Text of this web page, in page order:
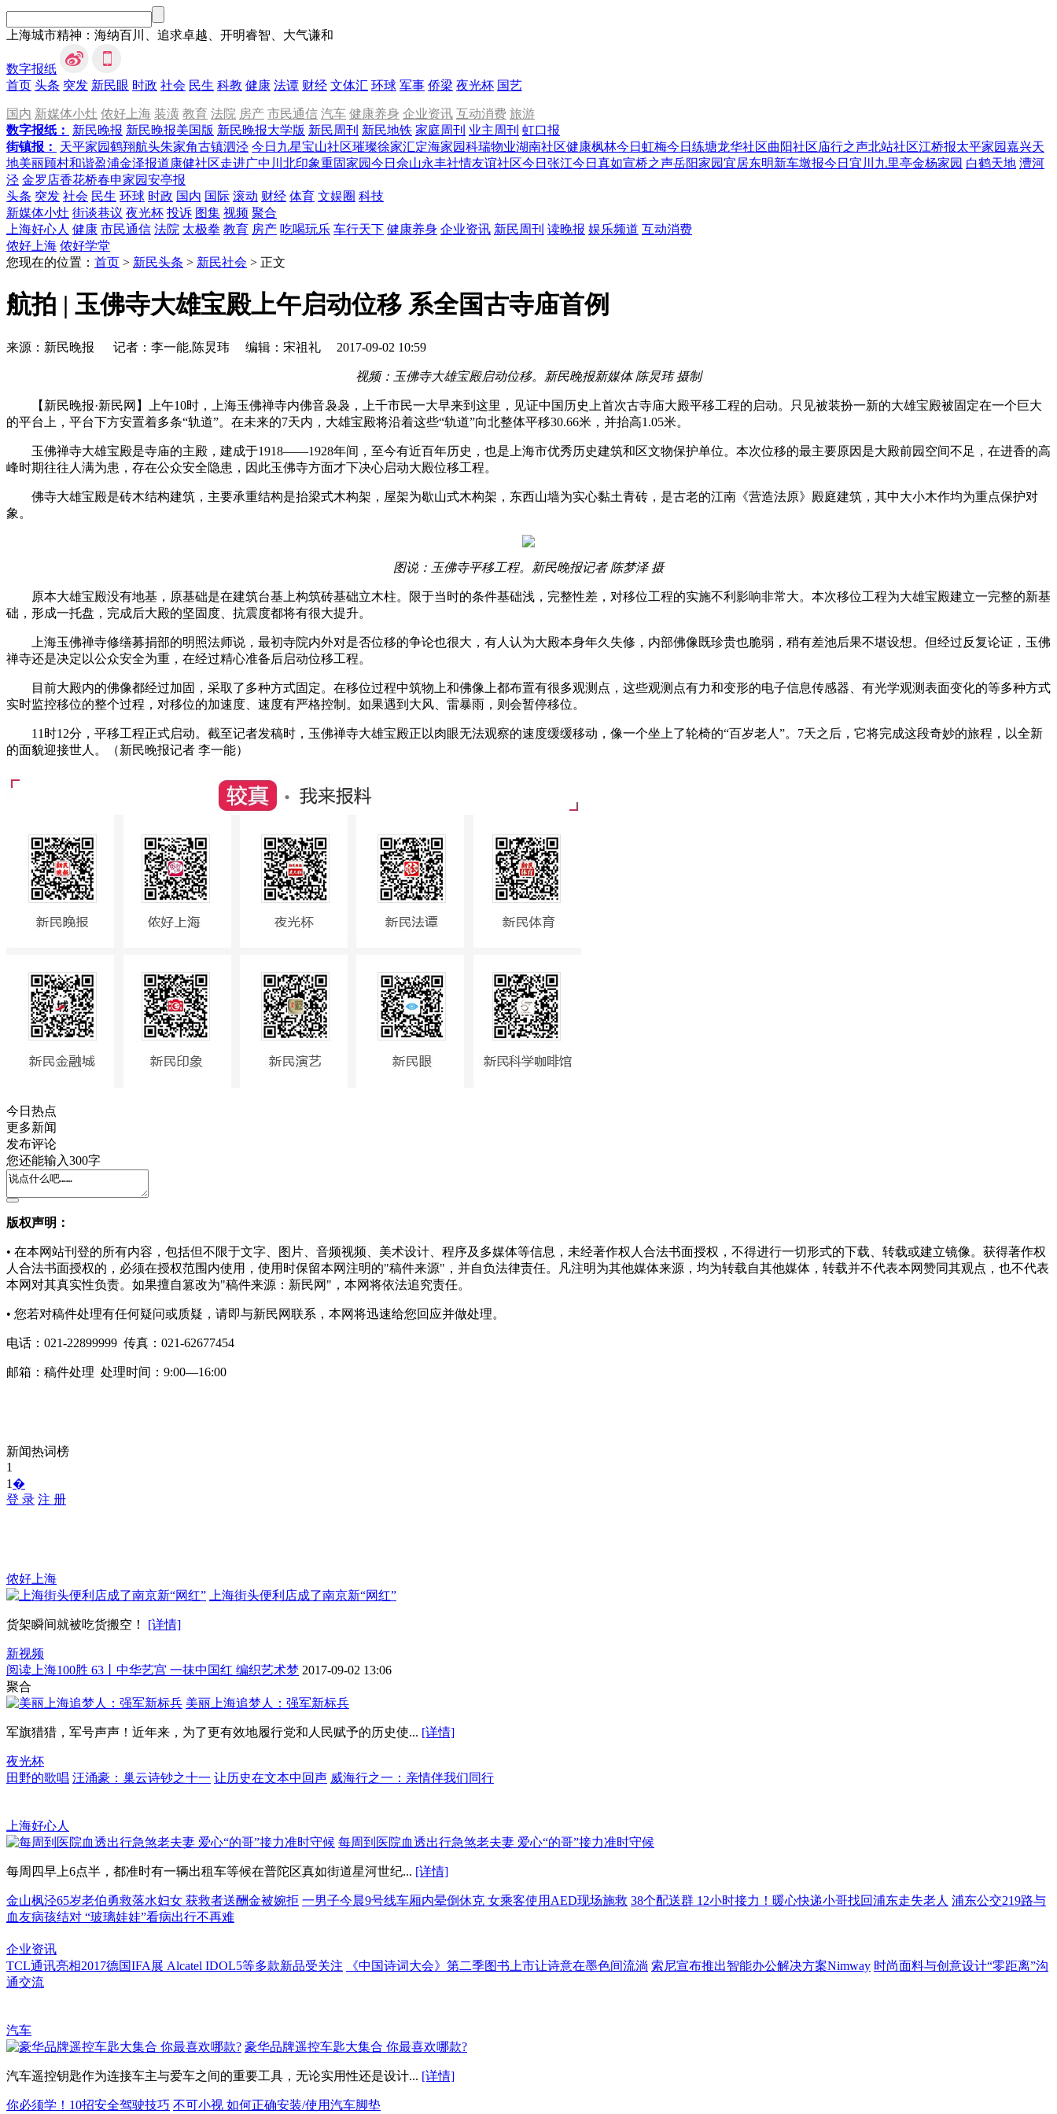
上海城市精神：海纳百川、追求卓越、开明睿智、大气谦和
数字报纸
首页 头条 突发 新民眼 时政 社会 民生 科教 健康 法谭 财经 文体汇 环球 军事 侨梁 夜光杯 国艺
国内 新媒体小灶 侬好上海 装潢 教育 法院 房产 市民通信 汽车 健康养身 企业资讯 互动消费 旅游
数字报纸：
新民晚报 新民晚报美国版 新民晚报大学版 新民周刊 新民地铁 家庭周刊 业主周刊 虹口报
街镇报：
天平家园鹤翔航头朱家角古镇泗泾 今日九星宝山社区璀璨徐家汇定海家园科瑞物业湖南社区健康枫林今日虹梅今日练塘龙华社区曲阳社区庙行之声北站社区江桥报太平家园嘉兴天
地美丽顾村和谐盈浦金泽报道康健社区走进广中 川北印象重固家园今日佘山永丰社情友谊社区今日张江今日真如宣桥之声岳阳家园宜居东明新车墩报今日宜川 九里亭金杨家园 白鹤天地 漕河
泾 金罗店香花桥春申家园安亭报
头条 突发 社会 民生 环球 时政 国内 国际 滚动 财经 体育 文娱圈 科技
新媒体小灶 街谈巷议 夜光杯 投诉 图集 视频 聚合
上海好心人 健康 市民通信 法院 太极拳 教育 房产 吃喝玩乐 车行天下 健康养身 企业资讯 新民周刊 读晚报 娱乐频道 互动消费
侬好上海 侬好学堂
您现在的位置： 首页 > 新民头条 > 新民社会 > 正文
航拍 | 玉佛寺大雄宝殿上午启动位移 系全国古寺庙首例
来源：新民晚报 记者： 李一能,陈炅玮 编辑： 宋祖礼 2017-09-02 10:59
视频： 玉佛寺大雄宝殿启动位移。新民晚报新媒体 陈炅玮 摄制
【新民晚报·新民网】上午10时，上海玉佛禅寺内佛音袅袅，上千市民一大早来到这里，见证中国历史上首次古寺庙大殿平移工程的启动。只见被装扮一新的大雄宝殿被固定在一个巨大
的平台上，平台下方安置着多条“轨道”。在未来的7天内，大雄宝殿将沿着这些“轨道”向北整体平移30.66米，并抬高1.05米。
玉佛禅寺大雄宝殿是寺庙的主殿，建成于1918——1928年间，至今有近百年历史，也是上海市优秀历史建筑和区文物保护单位。本次位移的最主要原因是大殿前园空间不足，在进香的高
峰时期往往人满为患，存在公众安全隐患，因此玉佛寺方面才下决心启动大殿位移工程。
佛寺大雄宝殿是砖木结构建筑，主要承重结构是抬梁式木构架，屋架为歇山式木构架，东西山墙为实心黏土青砖，是古老的江南《营造法原》殿庭建筑，其中大小木作均为重点保护对
象。
图说：玉佛寺平移工程。新民晚报记者 陈梦泽 摄
原本大雄宝殿没有地基，原基础是在建筑台基上构筑砖基础立木柱。限于当时的条件基础浅，完整性差，对移位工程的实施不利影响非常大。本次移位工程为大雄宝殿建立一完整的新基
础，形成一托盘，完成后大殿的坚固度、抗震度都将有很大提升。
上海玉佛禅寺修缮募捐部的明照法师说，最初寺院内外对是否位移的争论也很大，有人认为大殿本身年久失修，内部佛像既珍贵也脆弱，稍有差池后果不堪设想。但经过反复论证，玉佛
禅寺还是决定以公众安全为重，在经过精心准备后启动位移工程。
目前大殿内的佛像都经过加固，采取了多种方式固定。在移位过程中筑物上和佛像上都布置有很多观测点，这些观测点有力和变形的电子信息传感器、有光学观测表面变化的等多种方式
实时监控移位的整个过程，对移位的加速度、速度有严格控制。如果遇到大风、雷暴雨，则会暂停移位。
11时12分，平移工程正式启动。截至记者发稿时，玉佛禅寺大雄宝殿正以肉眼无法观察的速度缓缓移动，像一个坐上了轮椅的“百岁老人”。7天之后，它将完成这段奇妙的旅程，以全新
的面貌迎接世人。（新民晚报记者 李一能）
今日热点
更多新闻
发布评论
您还能输入300字
版权声明：
• 在本网站刊登的所有内容，包括但不限于文字、图片、音频视频、美术设计、程序及多媒体等信息，未经著作权人合法书面授权，不得进行一切形式的下载、转载或建立镜像。获得著作权
人合法书面授权的，必须在授权范围内使用，使用时保留本网注明的"稿件来源"，并自负法律责任。凡注明为其他媒体来源，均为转载自其他媒体，转载并不代表本网赞同其观点，也不代表
本网对其真实性负责。如果擅自篡改为"稿件来源：新民网"，本网将依法追究责任。
• 您若对稿件处理有任何疑问或质疑，请即与新民网联系，本网将迅速给您回应并做处理。
电话： 021-22899999 传真：021-62677454
邮箱： 稿件处理 处理时间：9:00—16:00
新闻热词榜
1
1 �
登 录 注 册
侬好上海
上海街头便利店成了南京新“网红”
货架瞬间就被吃货搬空！ [详情]
新视频
阅读上海100胜 63丨中华艺宫 一抹中国红 编织艺术梦 2017-09-02 13:06
聚合
美丽上海追梦人：强军新标兵
军旗猎猎，军号声声！近年来，为了更有效地履行党和人民赋予的历史使... [详情]
夜光杯
田野的歌唱 汪涌豪：巢云诗钞之十一 让历史在文本中回声 威海行之一：亲情伴我们同行
上海好心人
每周到医院血透出行急煞老夫妻 爱心“的哥”接力准时守候
每周四早上6点半，都准时有一辆出租车等候在普陀区真如街道星河世纪... [详情]
金山枫泾65岁老伯勇救落水妇女 获救者送酬金被婉拒 一男子今晨9号线车厢内晕倒休克 女乘客使用AED现场施救 38个配送群 12小时接力！暖心快递小哥找回浦东走失老人 浦东公交219路与
血友病孩结对 “玻璃娃娃”看病出行不再难
企业资讯
TCL通讯亮相2017德国IFA展 Alcatel IDOL5等多款新品受关注
《中国诗词大会》第二季图书上市让诗意在墨色间流淌 索尼宣布推出智能办公解决方案Nimway 时尚面料与创意设计“零距离”沟
通交流
汽车
豪华品牌遥控车匙大集合 你最喜欢哪款?
汽车遥控钥匙作为连接车主与爱车之间的重要工具，无论实用性还是设计... [详情]
你必须学！10招安全驾驶技巧 不可小视 如何正确安装/使用汽车脚垫